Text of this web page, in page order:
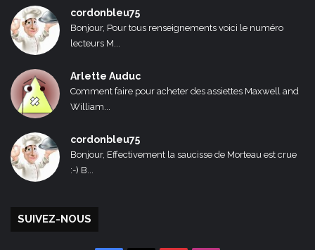
cordonbleu75
Bonjour, Pour tous renseignements voici le numéro
lecteurs M...
Arlette Auduc
Comment faire pour acheter des assiettes Maxwell and
William...
cordonbleu75
Bonjour, Effectivement la saucisse de Morteau est crue
:-) B...
SUIVEZ-NOUS